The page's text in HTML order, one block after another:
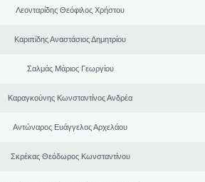
Λεονταρίδης Θεόφιλος Χρήστου
Καριπίδης Αναστάσιος Δημητρίου
Σαλμάς Μάριος Γεωργίου
Καραγκούνης Κωνσταντίνος Ανδρέα
Αντώναρος Ευάγγελος Αρχελάου
Σκρέκας Θεόδωρος Κωνσταντίνου